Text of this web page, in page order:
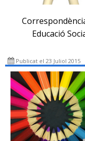
Educació
Publicat el 23 Juliol 2015